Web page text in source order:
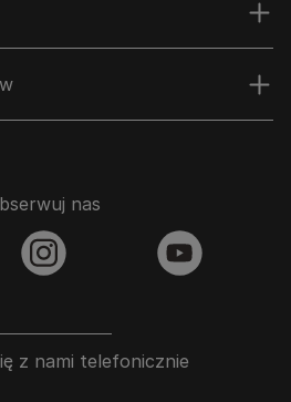
z nami telefonicznie
nas
instagram youtube